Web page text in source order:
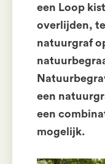
een Loop
overlijden,
natuurgraf
een
een
mogelijk.